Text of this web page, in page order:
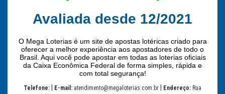
Avaliada desde 12/2021
O Mega Loterias é um site de apostas lotéricas criado para
oferecer a melhor experiência aos apostadores de todo o
Brasil. Aqui você pode apostar em todas as loterias oficiais
da Caixa Econômica Federal de forma simples, rápida e
com total segurança!
Telefone: E-mail: atendimento@megaloterias.com.br Endereço: Rua